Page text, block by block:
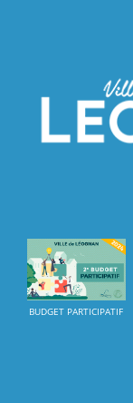
BUDGET PARTICIPATIF